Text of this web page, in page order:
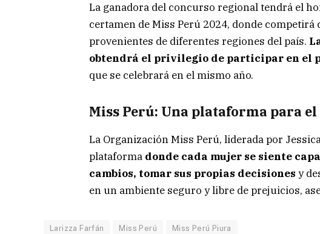
La ganadora del concurso regional tendrá el
certamen de Miss Perú 2024, donde
provenientes de diferentes regiones del país.
obtendrá el privilegio de participar en el
que se celebrará en el mismo año.
Miss Perú: Una plataforma para
La Organización Miss Perú, liderada por
plataforma donde cada mujer se siente
cambios, tomar sus propias decisiones y
en un ambiente seguro y libre de prejuicios,
Larizza Farfán Miss Perú Miss Perú Piura